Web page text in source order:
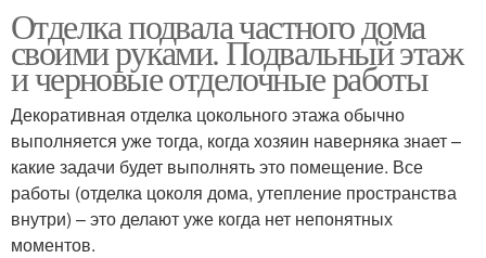
Отделка подвала частного дома
своими руками. Подвальный этаж
и черновые отделочные работы
Декоративная отделка цокольного этажа обычно
выполняется уже тогда, когда хозяин наверняка знает –
какие задачи будет выполнять это помещение. Все
работы (отделка цоколя дома, утепление пространства
внутри) – это делают уже когда нет непонятных
моментов.